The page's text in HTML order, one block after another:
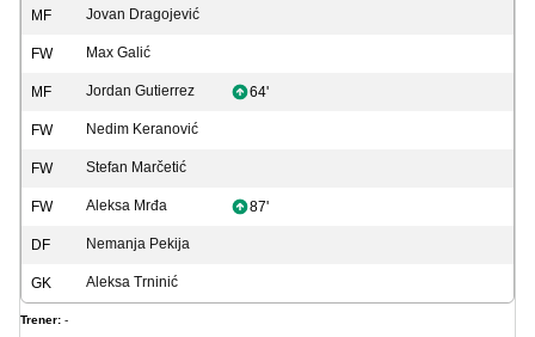
MF Jovan Dragojević
FW Max Galić
MF Jordan Gutierrez 64'
FW Nedim Keranović
FW Stefan Marčetić
FW Aleksa Mrđa 87'
DF Nemanja Pekija
GK Aleksa Trninić
Trener: -